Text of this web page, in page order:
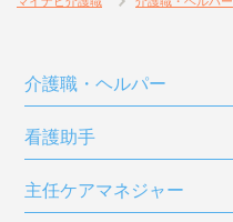
介護職・ヘルパー
看護助手
主任ケアマネジャー